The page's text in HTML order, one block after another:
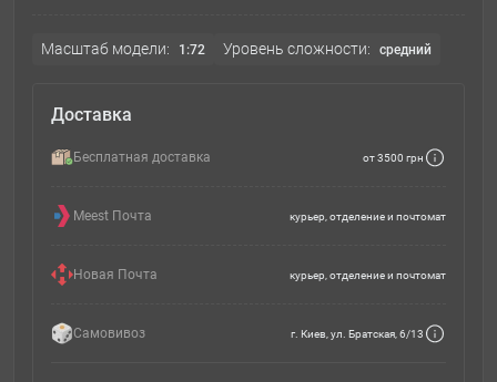
Масштаб модели: 1:72 Уровень сложности: cредний
Доставка
Бесплатная доставка от 3500 грн
Meest Почта курьер, отделение и почтомат
Новая Почта курьер, отделение и почтомат
Самовивоз г. Киев, ул. Братская, 6/13